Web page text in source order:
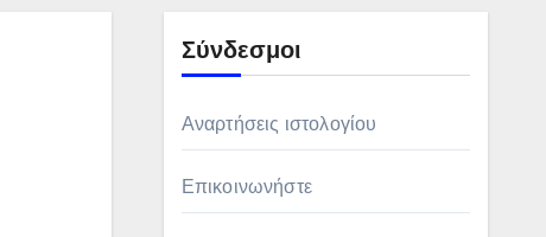
Σύνδεσμοι
Αναρτήσεις ιστολογίου
Επικοινωνήστε